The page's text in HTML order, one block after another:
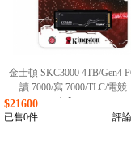
金士頓 SKC3000 4TB/Gen4
讀:7000/寫:7000/TLC/電競
$21600
已售0件 評